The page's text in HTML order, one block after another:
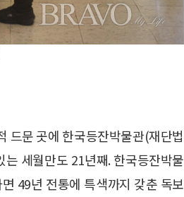
드문 곳에 한국등잔박물관(재단법
세월만도 21년째. 한국등잔박물
49년 전통에 특색까지 갖춘 독보